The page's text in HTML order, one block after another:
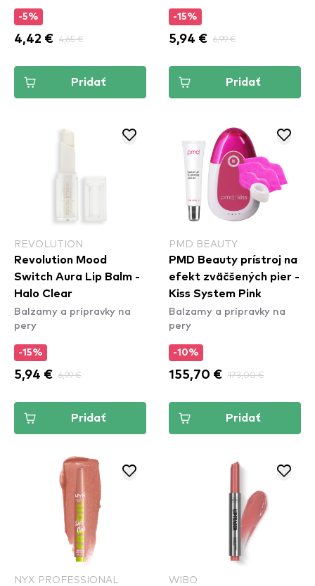
-5%
4,42 € 4,65 €
Pridať
-15%
5,94 € 6,99 €
Pridať
REVOLUTION
Revolution Mood
Switch Aura Lip Balm -
Halo Clear
Balzamy a prípravky na
pery
-15%
5,94 € 6,99 €
Pridať
PMD BEAUTY
PMD Beauty prístroj na
efekt zväčšených pier -
Kiss System Pink
Balzamy a prípravky na
pery
-10%
155,70 € 173,00 €
Pridať
NYX PROFESSIONAL
WIBO